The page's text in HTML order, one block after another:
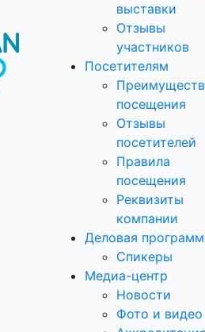
выставки
Отзывы
участников
Посетителям
посещения
Отзывы
посетителей
Правила
посещения
Реквизиты
компании
Деловая
Спикеры
Медиа-центр
Новости
Фото и видео